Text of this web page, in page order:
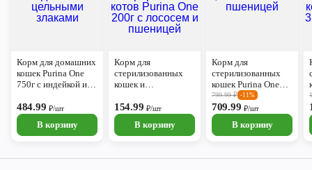
Корм для домашних
кошек Purina One
750г с индейкой и
484.99 ₽/шт
В корзину
Корм для
стерилизованных
кошек и
котов Purina One
200г с лососем и
пшеницей
154.99 ₽/шт
В корзину
Корм для
стерилизованных
кошек Purina One
1,5кг с лососем и
пшеницей
799.99₽ -11%
709.99 ₽/шт
В корзину